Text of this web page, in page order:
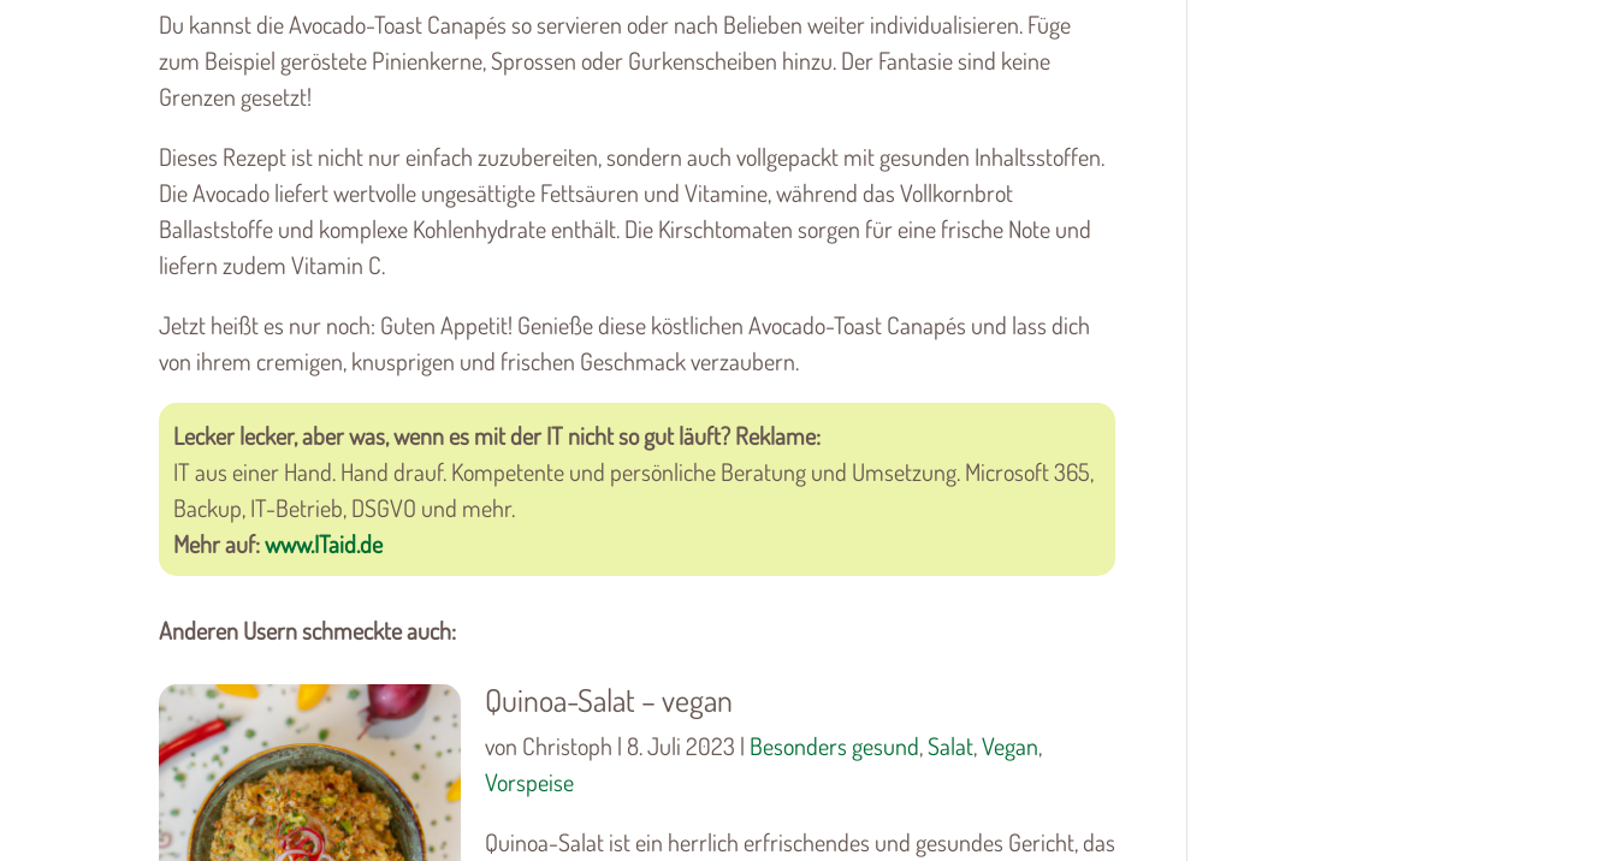
Du kannst die Avocado-Toast Canapés so servieren oder nach Belieben weiter individualisieren. Füge
zum Beispiel geröstete Pinienkerne, Sprossen oder Gurkenscheiben hinzu. Der Fantasie sind keine
Grenzen gesetzt!
Dieses Rezept ist nicht nur einfach zuzubereiten, sondern auch vollgepackt mit gesunden Inhaltsstoffen.
Die Avocado liefert wertvolle ungesättigte Fettsäuren und Vitamine, während das Vollkornbrot
Ballaststoffe und komplexe Kohlenhydrate enthält. Die Kirschtomaten sorgen für eine frische Note und
liefern zudem Vitamin C.
Jetzt heißt es nur noch: Guten Appetit! Genieße diese köstlichen Avocado-Toast Canapés und lass dich
von ihrem cremigen, knusprigen und frischen Geschmack verzaubern.
Lecker lecker, aber was, wenn es mit der IT nicht so gut läuft? Reklame:
IT aus einer Hand. Hand drauf. Kompetente und persönliche Beratung und Umsetzung. Microsoft 365,
Backup, IT-Betrieb, DSGVO und mehr.
Mehr auf:www.ITaid.de
Anderen Usern schmeckte auch:
Quinoa-Salat – vegan
von Christoph | 8. Juli 2023 | Besonders gesund,Salat,Vegan,
Vorspeise
Quinoa-Salat ist ein herrlich erfrischendes und gesundes Gericht, das